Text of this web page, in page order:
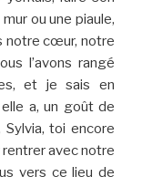
ou une piaule,
notre cœur, notre
l’avons rangé
et je sais en
a, un goût de
Sylvia, toi encore
avec notre
vers ce lieu de